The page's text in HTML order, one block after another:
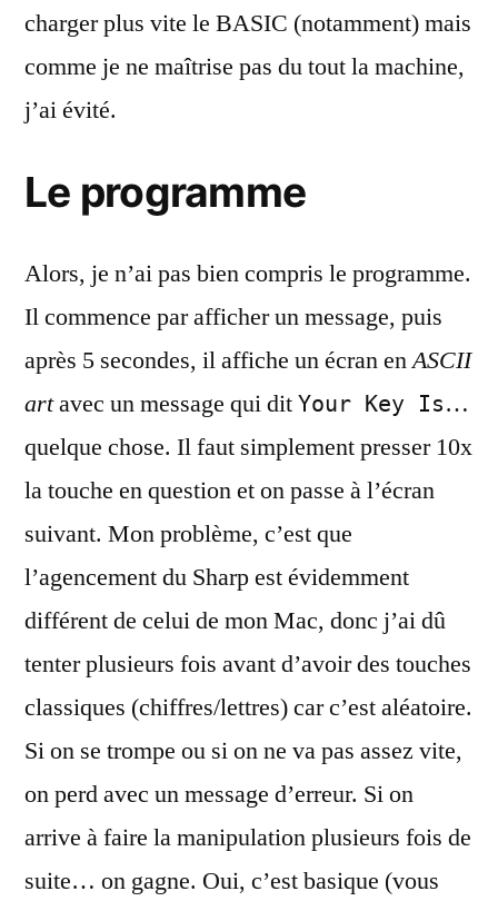
charger plus vite le BASIC (notamment) mais
comme je ne maîtrise pas du tout la machine,
j’ai évité.
Le programme
Alors, je n’ai pas bien compris le programme.
Il commence par afficher un message, puis
après 5 secondes, il affiche un écran enASCII
artavec un message qui dit Your Key Is…
quelque chose. Il faut simplement presser 10x
la touche en question et on passe à l’écran
suivant. Mon problème, c’est que
l’agencement du Sharp est évidemment
différent de celui de mon Mac, donc j’ai dû
tenter plusieurs fois avant d’avoir des touches
classiques (chiffres/lettres) car c’est aléatoire.
Si on se trompe ou si on ne va pas assez vite,
on perd avec un message d’erreur. Si on
arrive à faire la manipulation plusieurs fois de
suite… on gagne. Oui, c’est basique (vous